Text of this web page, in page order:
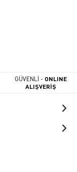
GÜVENLİ - ONLINE
ALIŞVERİŞ